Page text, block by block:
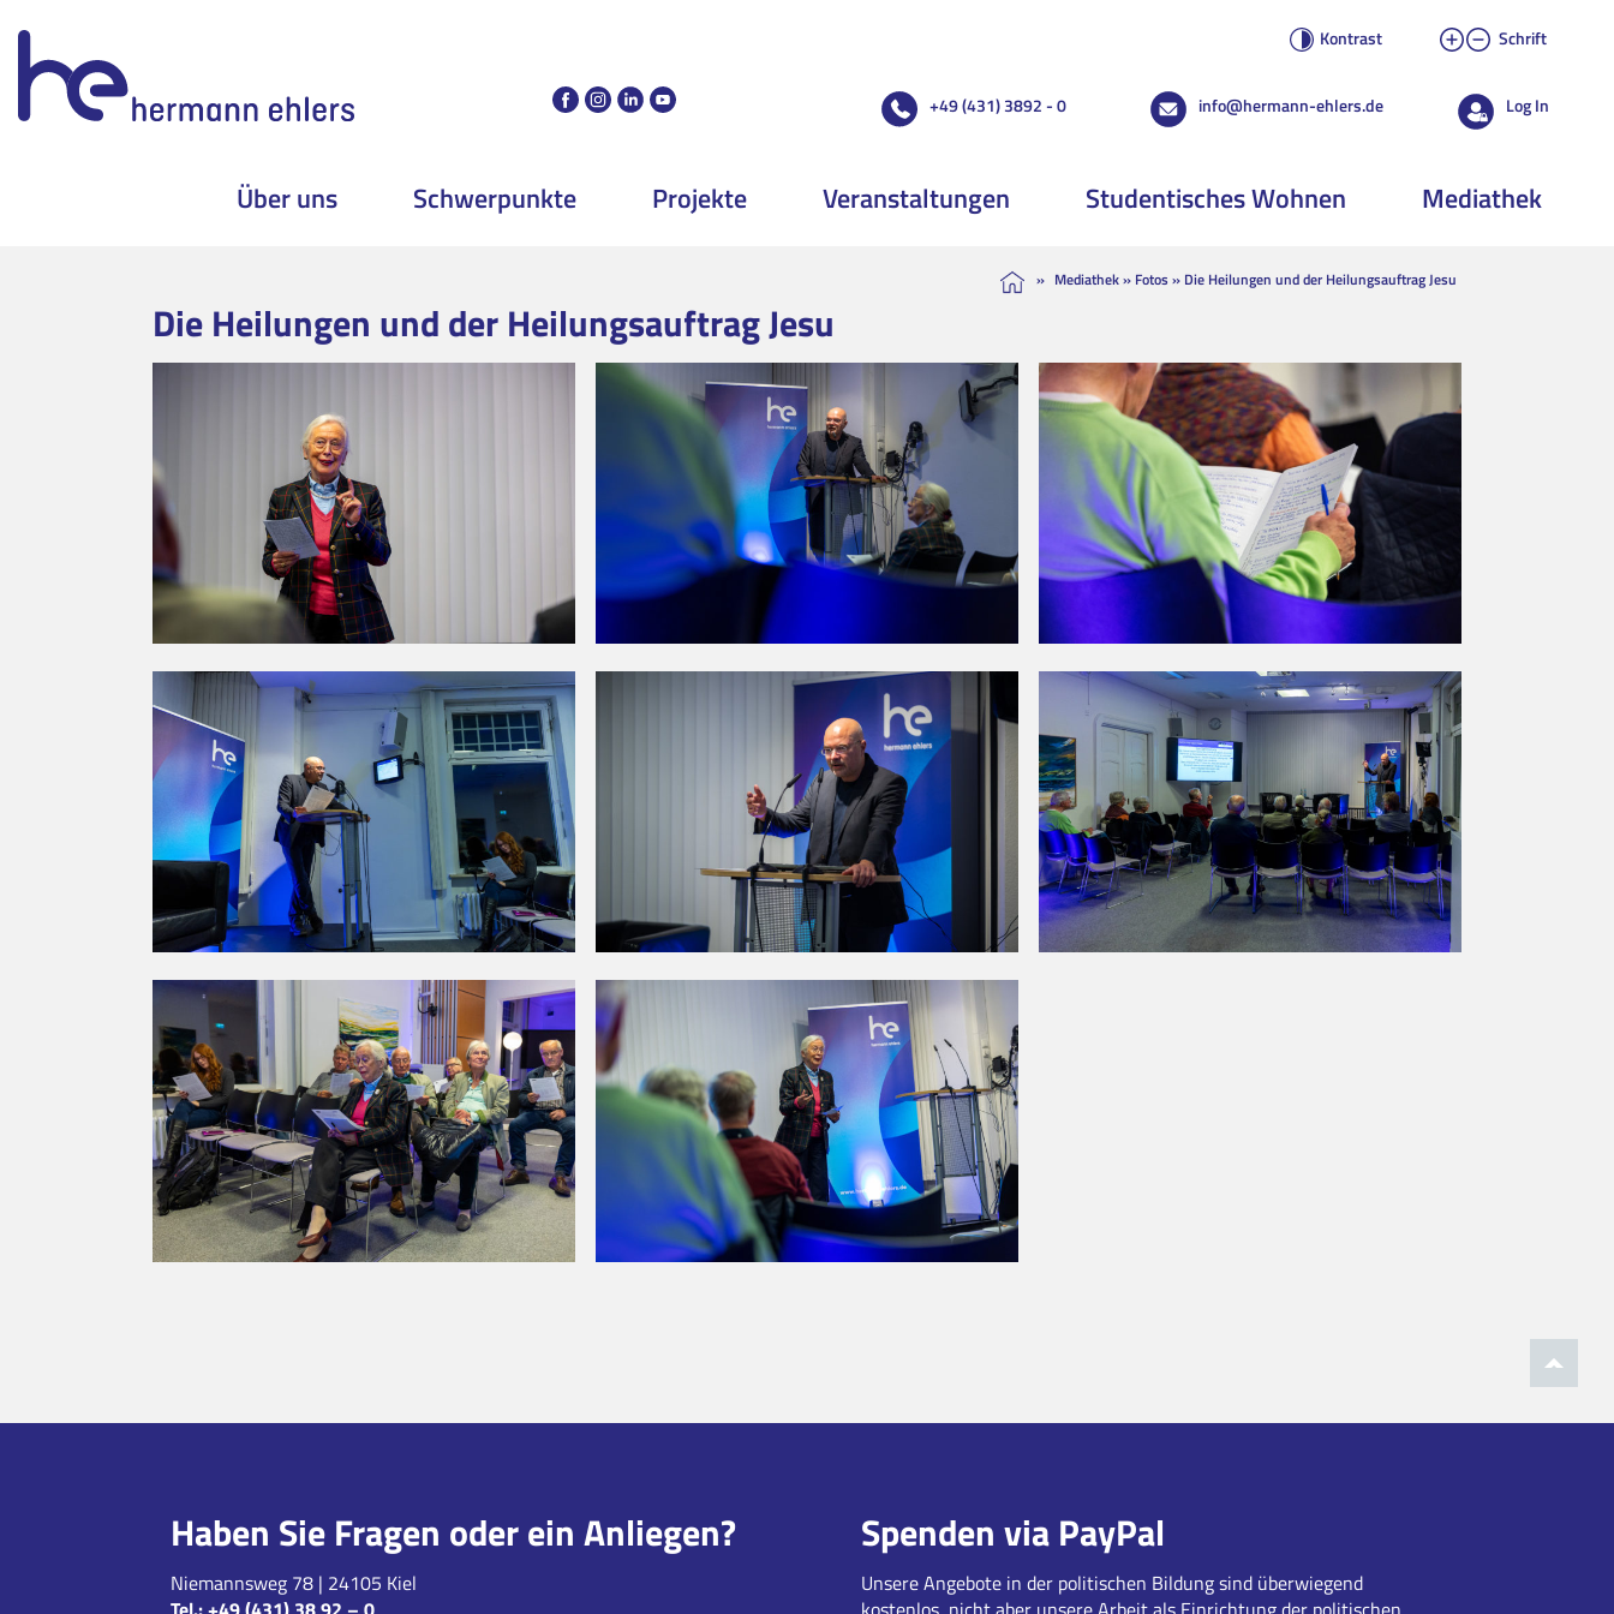
Kontrast Schrift
+49 (431) 3892 - 0 info@hermann-ehlers.de Log In
Über uns Schwerpunkte Projekte Veranstaltungen Studentisches Wohnen Mediathek
» Mediathek» Fotos » Die Heilungen und der Heilungsauftrag Jesu
Die Heilungen und der Heilungsauftrag Jesu
Haben Sie Fragen oder ein Anliegen?
Niemannsweg 78 | 24105 Kiel
Spenden via PayPal
Unsere Angebote in der politischen Bildung sind überwiegend